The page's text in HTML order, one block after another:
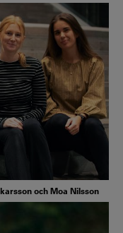
och Moa Nilsson